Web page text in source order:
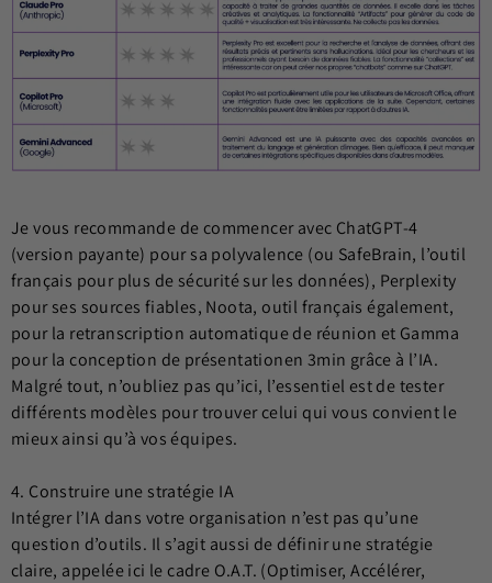
Je vous recommande de commencer avec ChatGPT-4
(version payante) pour sa polyvalence (ou SafeBrain, l’outil
français pour plus de sécurité sur les données), Perplexity
pour ses sources fiables, Noota, outil français également,
pour la retranscription automatique de réunion et Gamma
pour la conception de présentationen 3min grâce à l’IA.
Malgré tout, n’oubliez pas qu’ici, l’essentiel est de tester
différents modèles pour trouver celui qui vous convient le
mieux ainsi qu’à vos équipes.
4. Construire une stratégie IA
Intégrer l’IA dans votre organisation n’est pas qu’une
question d’outils. Il s’agit aussi de définir une stratégie
claire, appelée ici le cadre O.A.T. (Optimiser, Accélérer,